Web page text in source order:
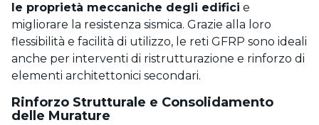
le proprietà meccaniche degli edifici e
migliorare la resistenza sismica. Grazie alla loro
flessibilità e facilità di utilizzo, le reti GFRP sono ideali
anche per interventi di ristrutturazione e rinforzo di
elementi architettonici secondari.
Rinforzo Strutturale e Consolidamento
delle Murature